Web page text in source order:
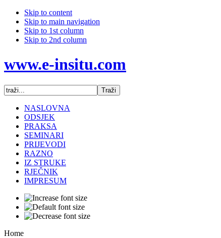
Skip to content
Skip to main navigation
Skip to 1st column
Skip to 2nd column
www.e-insitu.com
NASLOVNA
ODSJEK
PRAKSA
SEMINARI
PRIJEVODI
RAZNO
IZ STRUKE
RJEČNIK
IMPRESUM
Home